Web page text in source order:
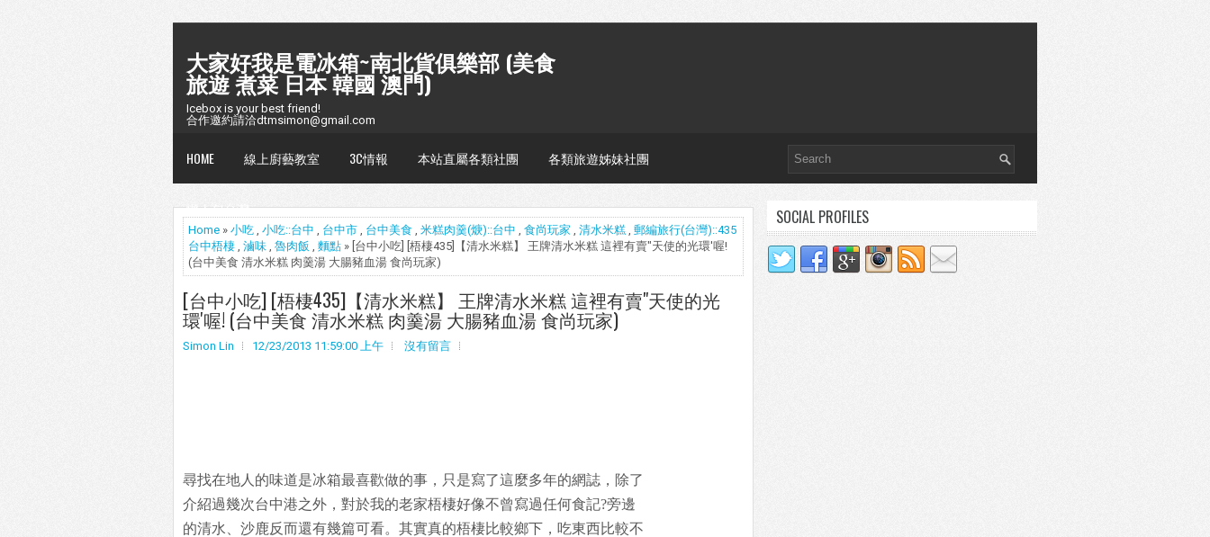
大家好我是電冰箱~南北貨俱樂部 (美食
旅遊 煮菜 日本 韓國 澳門)
Icebox is your best friend!
合作邀約請洽dtmsimon@gmail.com
HOME 線上廚藝教室 3C情報 本站直屬各類社團 各類旅遊姊妹社團
懶人包台灣
Home » 小吃 , 小吃::台中 , 台中市 , 台中美食 , 米糕肉羹(焿)::台中 , 食尚玩家 , 清水米糕 , 郵編旅行(台灣)::435
台中梧棲 , 滷味 , 魯肉飯 , 麵點 » [台中小吃] [梧棲435]【清水米糕】 王牌清水米糕 這裡有賣"天使的光環'喔!
(台中美食 清水米糕 肉羹湯 大腸豬血湯 食尚玩家)
[台中小吃] [梧棲435]【清水米糕】 王牌清水米糕 這裡有賣"天使的光
環'喔! (台中美食 清水米糕 肉羹湯 大腸豬血湯 食尚玩家)
Simon Lin 12/23/2013 11:59:00 上午 沒有留言
尋找在地人的味道是冰箱最喜歡做的事，只是寫了這麼多年的網誌，除了
介紹過幾次台中港之外，對於我的老家梧棲好像不曾寫過任何食記?旁邊
的清水、沙鹿反而還有幾篇可看。其實真的梧棲比較鄉下，吃東西比較不
SOCIAL PROFILES